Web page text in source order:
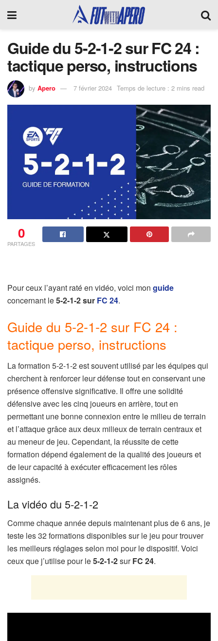
Guide du 5-2-1-2 sur FC 24 :
tactique perso, instructions
by Apero 7 février 2024 Temps de lecture : 2 mins read
0
PARTAGES
Pour ceux l’ayant raté en vidéo, voici mon guide
concernant le5-2-1-2 sur FC 24.
Guide du 5-2-1-2 sur FC 24 :
tactique perso, instructions
La formation 5-2-1-2 est souvent utilisé par les équipes qui
cherchent à renforcer leur défense tout en conservant une
présence offensive significative. Il offre une solidité
défensive avec les cinq joueurs en arrière, tout en
permettant une bonne connexion entre le milieu de terrain
et l’attaque grâce aux deux milieux de terrain centraux et
au meneur de jeu. Cependant, la réussite de cette
formation dépend également de la qualité des joueurs et
de leur capacité à exécuter efficacement les rôles
assignés.
La vidéo du 5-2-1-2
Comme chaque année depuis maintenant plus de 6 ans, je
teste les 32 formations disponibles sur le jeu pour trouver
les meilleurs réglages selon moi pour le dispositif. Voici
ceux que j’utilise pour le5-2-1-2surFC 24.